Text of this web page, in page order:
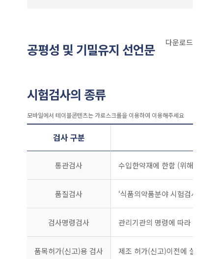
공평성 및 기밀유지 선언문 다운로드
시험검사의 종류
검사 구분
통관검사 수입한약재에 한함 (위해물질검
품질검사 ‘식품의약품분야 시험검사에 관
검사명령검사 관리기관의 명령에 따라 실시하
품목허가(신고)용 검사 제조 허가(신고)이전에 실시하